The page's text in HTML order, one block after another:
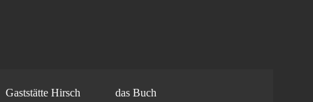
Gaststätte Hirsch das Buch